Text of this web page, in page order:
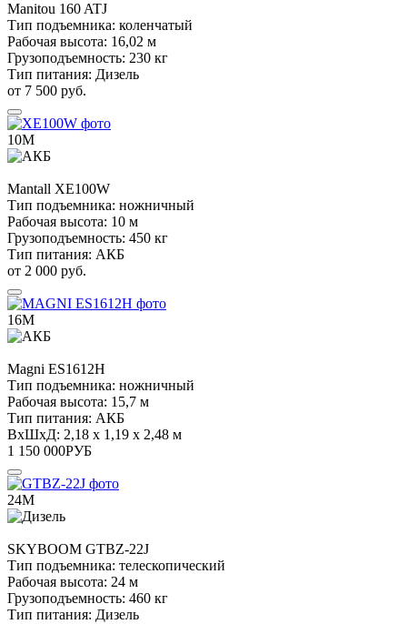
Manitou 160 ATJ
Тип подъемника: коленчатый
Рабочая высота: 16,02 м
Грузоподъемность: 230 кг
Тип питания: Дизель
от 7 500 руб.
10М
Mantall XE100W
Тип подъемника: ножничный
Рабочая высота: 10 м
Грузоподъемность: 450 кг
Тип питания: АКБ
от 2 000 руб.
16М
Magni ES1612H
Тип подъемника: ножничный
Рабочая высота: 15,7 м
Тип питания: АКБ
ВхШхД: 2,18 х 1,19 х 2,48 м
1 150 000РУБ
24М
SKYBOOM GTBZ-22J
Тип подъемника: телескопический
Рабочая высота: 24 м
Грузоподъемность: 460 кг
Тип питания: Дизель